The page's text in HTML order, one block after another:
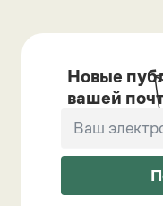
Новые
вашей